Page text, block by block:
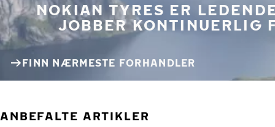
NOKIAN TYRES ER
JOBBER KONTINUERLIG
FINN NÆRMESTE FORHANDLER
ANBEFALTE ARTIKLER